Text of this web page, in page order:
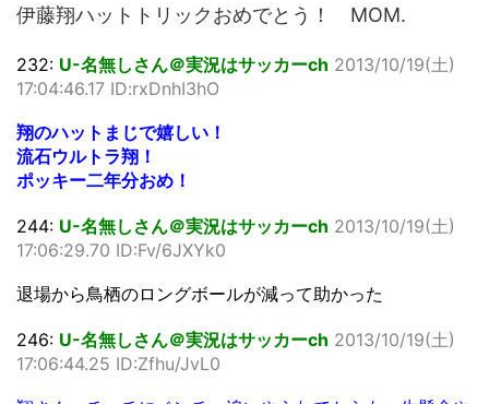
伊藤翔ハットトリックおめでとう！ MOM.
232: U-名無しさん＠実況はサッカーch 2013/10/19(土)
17:04:46.17 ID:rxDnhI3hO
翔のハットまじで嬉しい！
流石ウルトラ翔！
ポッキー二年分おめ！
244: U-名無しさん＠実況はサッカーch 2013/10/19(土)
17:06:29.70 ID:Fv/6JXYk0
退場から鳥栖のロングボールが減って助かった
246: U-名無しさん＠実況はサッカーch 2013/10/19(土)
17:06:44.25 ID:Zfhu/JvL0